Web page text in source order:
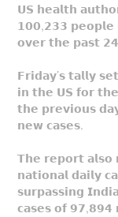
𝗨𝗦 𝗵𝗲𝗮𝗹𝘁𝗵
𝟭𝟬𝟬,𝟮𝟯𝟯 𝗽𝗲𝗼𝗽𝗹𝗲
𝗼𝘃𝗲𝗿 𝘁𝗵𝗲 𝗽𝗮𝘀𝘁
𝗙𝗿𝗶𝗱𝗮𝘆’𝘀 𝘁𝗮𝗹𝗹𝘆
𝗶𝗻 𝘁𝗵𝗲 𝗨𝗦 𝗳𝗼𝗿
𝘁𝗵𝗲 𝗽𝗿𝗲𝘃𝗶𝗼𝘂𝘀
𝗻𝗲𝘄 𝗰𝗮𝘀𝗲𝘀.
𝗧𝗵𝗲 𝗿𝗲𝗽𝗼𝗿𝘁 𝗮𝗹𝘀𝗼
𝗻𝗮𝘁𝗶𝗼𝗻𝗮𝗹 𝗱𝗮𝗶𝗹𝘆
𝘀𝘂𝗿𝗽𝗮𝘀𝘀𝗶𝗻𝗴
𝗰𝗮𝘀𝗲𝘀 𝗼𝗳